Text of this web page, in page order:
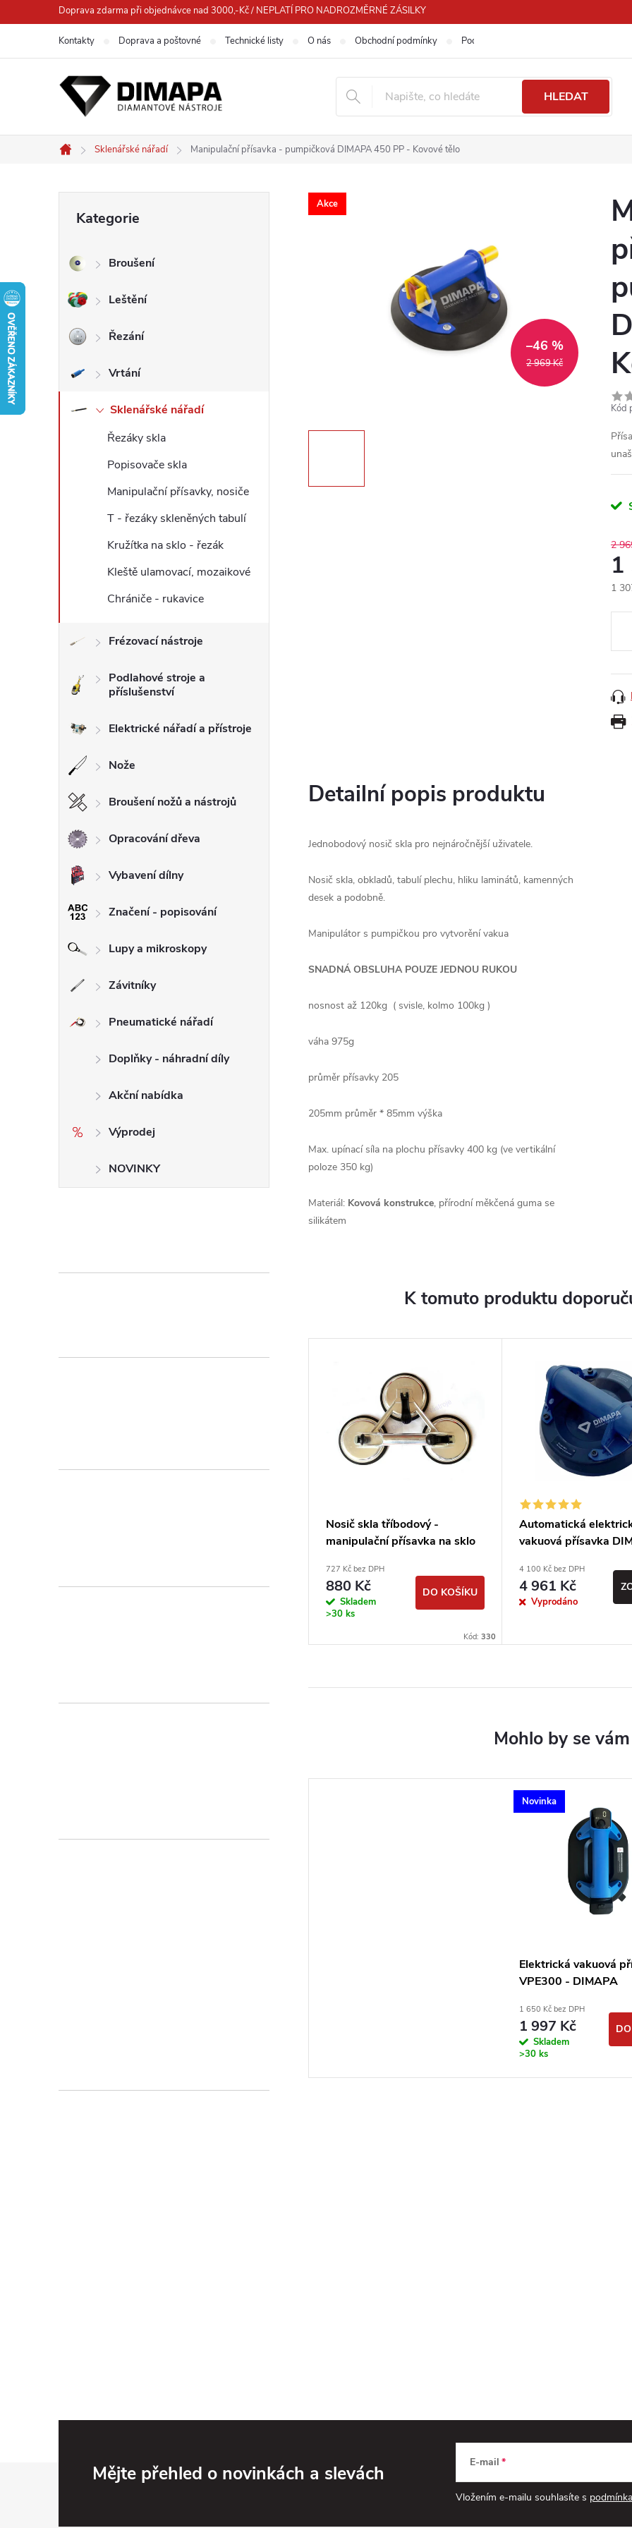
na
Doprava zdarma při objednávce nad 3000,-Kč / NEPLATÍ PRO NADROZMĚRNÉ ZÁSILKY
Kontakty Doprava a poštovné Technické listy O nás Obchodní podmínky Podmínky ochrany osobních údajů
HLEDAT
Domů
Sklenářské nářadí Manipulační přísavka - pumpičková DIMAPA 450 PP - Kovové tělo
s
a
n
e
kategorie
Kategorie
Broušení
Leštění
Řezání
Vrtání
Sklenářské nářadí
Řezáky skla
Popisovače skla
Manipulační přísavky, nosiče
T - řezáky skleněných tabulí
Kružítka na sklo - řezák
Kleště ulamovací, mozaikové
Chrániče - rukavice
Frézovací nástroje
Podlahové stroje a
příslušenství
Elektrické nářadí a přístroje
Nože
Broušení nožů a nástrojů
Opracování dřeva
Vybavení dílny
Značení - popisování
Lupy a mikroskopy
Závitníky
Pneumatické nářadí
Doplňky - náhradní díly
Akční nabídka
Výprodej
NOVINKY
Akce
2 969 Kč
–46 %
Kód
2
1
1
Detailní popis produktu
Jednobodový nosič skla pro nejnáročnější uživatele.
Nosič skla, obkladů, tabulí plechu, hliku laminátů, kamenných
desek a podobně.
Manipulátor s pumpičkou pro vytvorění vakua
SNADNÁ OBSLUHA POUZE JEDNOU RUKOU
nosnost až 120kg ( svisle, kolmo 100kg )
váha 975g
průměr přísavky 205
205mm průměr * 85mm výška
Max. upínací síla na plochu přísavky 400 kg (ve vertikální
poloze 350 kg)
Materiál: Kovová konstrukce, přírodní měkčená guma se
silikátem
K tomuto produktu
Nosič skla tříbodový -
manipulační přísavka na sklo
727 Kč bez DPH
880 Kč
Skladem
>30 ks
DO KOŠÍKU
Kód: 330
Automatická
vakuová přísavka
4 100 Kč bez DPH
4 961 Kč
Vyprodáno
Novinka
Elektrická vakuová
VPE300 - DIMAPA
1 650 Kč bez DPH
1 997 Kč
Skladem
>30 ks
Mějte přehled o novinkách a slevách E-mail
Vložením e-mailu souhlasíte s